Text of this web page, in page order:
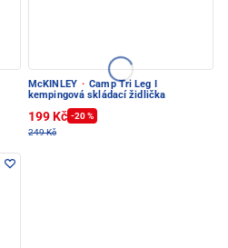
McKINLEY · Camp Tri Leg I
kempingová skládací židlička
199 Kč -20 %
249 Kč